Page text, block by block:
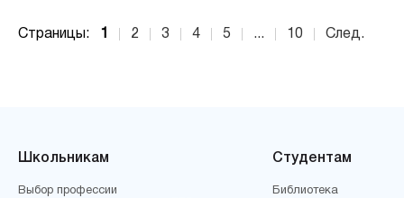
Страницы: 1 2 3 4 5 ... 10 След.
Школьникам
Выбор профессии
Студентам
Библиотека